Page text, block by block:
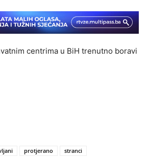
centrima u BiH trenutno boravi
protjerano stranci